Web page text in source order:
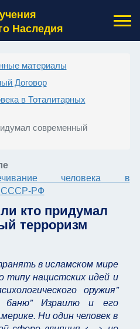
Наследия
материалы
Договор
в Тоталитарных
современный
человека в
СССР-РФ
кто придумал
терроризм
в исламском мире
типу нацистских идей и
оружия”
баню” Израилю и его
Ни один человек в